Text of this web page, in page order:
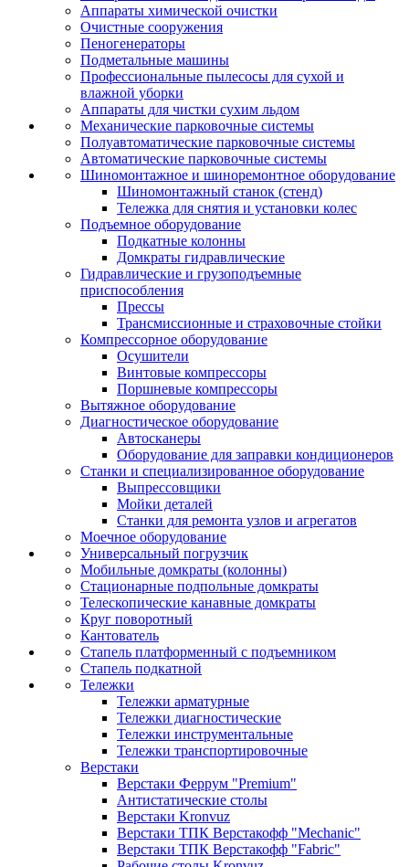
Аппараты химической очистки
Очистные сооружения
Пеногенераторы
Подметальные машины
Профессиональные пылесосы для сухой и
влажной уборки
Аппараты для чистки сухим льдом
Механические парковочные системы
Полуавтоматические парковочные системы
Автоматические парковочные системы
Шиномонтажное и шиноремонтное оборудование
Шиномонтажный станок (стенд)
Тележка для снятия и установки колес
Подъемное оборудование
Подкатные колонны
Домкраты гидравлические
Гидравлические и грузоподъемные
приспособления
Прессы
Трансмиссионные и страховочные стойки
Компрессорное оборудование
Осушители
Винтовые компрессоры
Поршневые компрессоры
Вытяжное оборудование
Диагностическое оборудование
Автосканеры
Оборудование для заправки кондиционеров
Станки и специализированное оборудование
Выпрессовщики
Мойки деталей
Станки для ремонта узлов и агрегатов
Моечное оборудование
Универсальный погрузчик
Мобильные домкраты (колонны)
Стационарные подпольные домкраты
Телескопические канавные домкраты
Круг поворотный
Кантователь
Стапель платформенный с подъемником
Стапель подкатной
Тележки
Тележки арматурные
Тележки диагностические
Тележки инструментальные
Тележки транспортировочные
Верстаки
Верстаки Феррум "Premium"
Антистатические столы
Верстаки Kronvuz
Верстаки ТПК Верстакофф "Mechanic"
Верстаки ТПК Верстакофф "Fabric"